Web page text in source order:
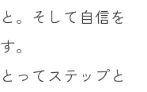
。そして自信を
。
ってステップと